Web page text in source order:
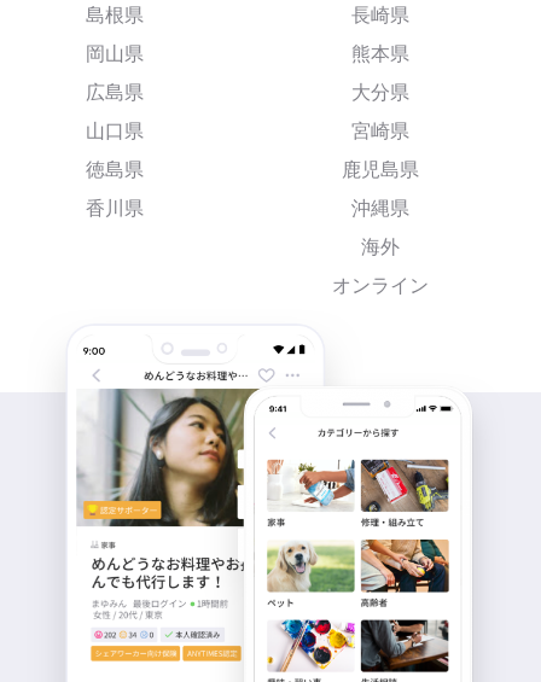
島根県
岡山県
広島県
山口県
徳島県
香川県
長崎県
熊本県
大分県
宮崎県
鹿児島県
沖縄県
海外
オンライン